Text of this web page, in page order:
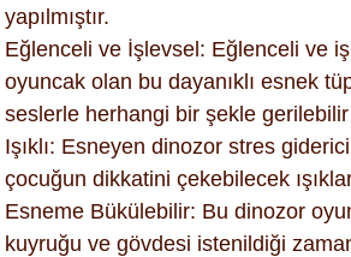
yapılmıştır.
Eğlenceli ve İşlevsel: Eğlenceli ve
oyuncak olan bu dayanıklı esnek
seslerle herhangi bir şekle
Işıklı: Esneyen dinozor stres
çocuğun dikkatini çekebilecek
Esneme Bükülebilir: Bu dinozor
kuyruğu ve gövdesi istenildiği